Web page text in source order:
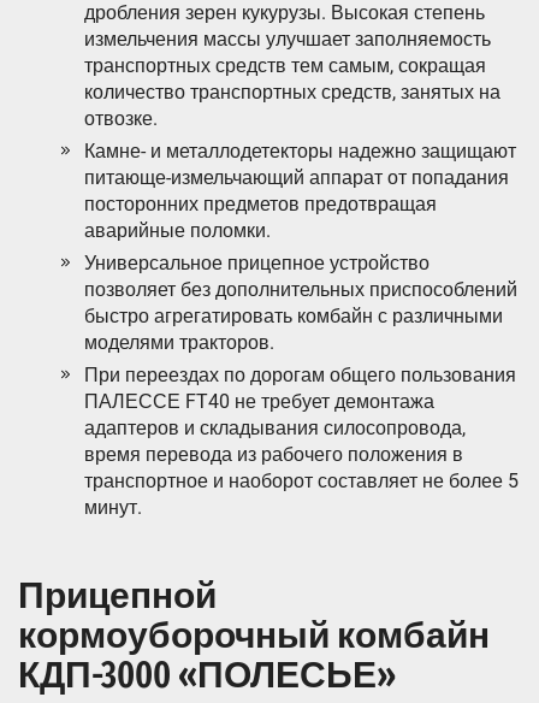
дробления зерен кукурузы. Высокая степень
измельчения массы улучшает заполняемость
транспортных средств тем самым, сокращая
количество транспортных средств, занятых на
отвозке.
Камне- и металлодетекторы надежно защищают
питающе-измельчающий аппарат от попадания
посторонних предметов предотвращая
аварийные поломки.
Универсальное прицепное устройство
позволяет без дополнительных приспособлений
быстро агрегатировать комбайн с различными
моделями тракторов.
При переездах по дорогам общего пользования
ПАЛЕССЕ FT40 не требует демонтажа
адаптеров и складывания силосопровода,
время перевода из рабочего положения в
транспортное и наоборот составляет не более 5
минут.
Прицепной
кормоуборочный комбайн
КДП-3000 «ПОЛЕСЬЕ»